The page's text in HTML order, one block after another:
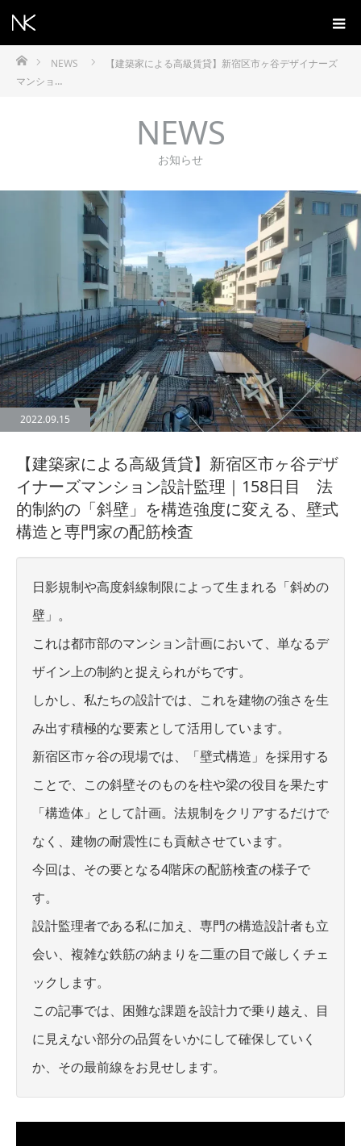
ホームNEWS
【建築家による高級賃貸】新宿区市ヶ谷デザイナーズ
マンショ…
NEWS
お知らせ
2022.09.15
【建築家による高級賃貸】新宿区市ヶ谷デザ
イナーズマンション設計監理｜158日目 法
的制約の「斜壁」を構造強度に変える、壁式
構造と専門家の配筋検査
日影規制や高度斜線制限によって生まれる「斜めの
壁」。
これは都市部のマンション計画において、単なるデ
ザイン上の制約と捉えられがちです。
しかし、私たちの設計では、これを建物の強さを生
み出す積極的な要素として活用しています。
新宿区市ヶ谷の現場では、「壁式構造」を採用する
ことで、この斜壁そのものを柱や梁の役目を果たす
「構造体」として計画。法規制をクリアするだけで
なく、建物の耐震性にも貢献させています。
今回は、その要となる4階床の配筋検査の様子で
す。
設計監理者である私に加え、専門の構造設計者も立
会い、複雑な鉄筋の納まりを二重の目で厳しくチェ
ックします。
この記事では、困難な課題を設計力で乗り越え、目
に見えない部分の品質をいかにして確保していく
か、その最前線をお見せします。